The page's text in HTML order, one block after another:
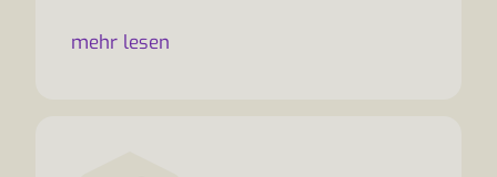
mehr lesen